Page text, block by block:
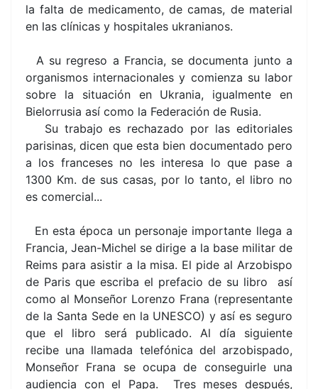
la falta de medicamento, de camas, de material
en las clínicas y hospitales ukranianos.
A su regreso a Francia, se documenta junto a
organismos internacionales y comienza su labor
sobre la situación en Ukrania, igualmente en
Bielorrusia así como la Federación de Rusia.
Su trabajo es rechazado por las editoriales
parisinas, dicen que esta bien documentado pero
a los franceses no les interesa lo que pase a
1300 Km. de sus casas, por lo tanto, el libro no
es comercial...
En esta época un personaje importante llega a
Francia, Jean-Michel se dirige a la base militar de
Reims para asistir a la misa. El pide al Arzobispo
de Paris que escriba el prefacio de su libro así
como al Monseñor Lorenzo Frana (representante
de la Santa Sede en la UNESCO) y así es seguro
que el libro será publicado. Al día siguiente
recibe una llamada telefónica del arzobispado,
Monseñor Frana se ocupa de conseguirle una
audiencia con el Papa. Tres meses después,